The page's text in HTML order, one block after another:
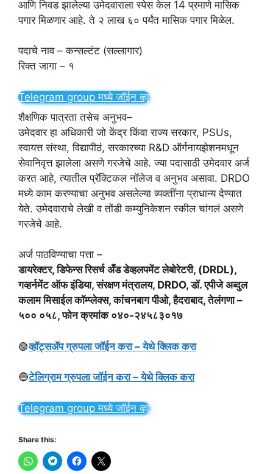
आणि निवड झालेल्या उमेदवाराला स्पेस केल 14 प्रमाणे मासिक
पगार मिळणार आहे. ते २ लाख ६० पर्यंत मासिक पगार मिळेल.
पदाचे नाव – कन्सल्टंट (सल्लागार)
रिक्त जागा – १
Telegram group मध्ये जॉईन व्हा
शैक्षणिक पात्रता तसेच अनुभव–
उमेदवार हा अधिकारी जो केंद्र किंवा राज्य सरकार, PSUs,
स्वायत्त संस्था, विद्यापीठं, सरकारच्या R&D ऑर्गनायझेशनमधून
सेवानिवृत्त झालेला असणे गरजेचे आहे. ज्या पदासाठी उमेदवार अर्ज
करत आहे, त्यातील प्रॅक्टिकल नॉलेज व अनुभव असावा. DRDO
मध्ये काम करण्याचा अनुभव असलेल्या व्यक्तींना प्राधान्य देण्यात
येते. उमेदवाराचे लेखी व तोंडी कम्युनिकेशन स्कील चांगलं असणे
गरजेचे आहे.
अर्ज पाठविण्याचा पत्ता –
डायरेक्टर, डिफेन्स रिसर्च अँड डेव्हलपमेंट लेबोरेटरी, (DRDL),
गव्हर्नमेंट ऑफ इंडिया, संरक्षण मंत्रालय, DRDO, डॉ. एपीजे अब्दुल
कलाम मिसाईल कॉम्प्लेक्स, कांचनबाग पीओ, हैदराबाद, तेलंगणा –
५०० ०५८, फोन क्रमांक ०४०-२४५८३०१७
🟢व्हॉट्सॲप ग्रुपला जॉईन करा – येथे क्लिक करा
🔵टेलिग्राम ग्रुपला जॉईन करा – येथे क्लिक करा
Telegram group मध्ये जॉईन व्हा
Share this: